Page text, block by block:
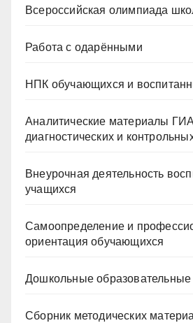
Всероссийская олимпиада
Работа с одарёнными
НПК обучающихся и
Аналитические материалы
диагностических и
Внеурочная деятельность
учащихся
Самоопределение и
ориентация обучающихся
Дошкольные образовательные
Сборник методических